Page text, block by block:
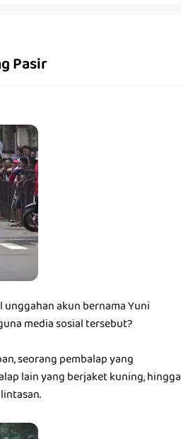
Pasir
akun bernama Yuni
media sosial tersebut?
seorang pembalap yang
lain yang berjaket kuning, hingga